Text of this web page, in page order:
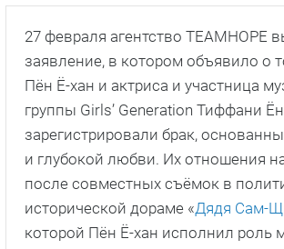
27 февраля агентство TEAMHOPE
заявление, в котором объявило о
Пён Ё-хан и актриса и участница
группы Girls’ Generation Тиффани
зарегистрировали брак,
и глубокой любви. Их отношения
после совместных съёмок в
исторической дораме «Дядя Сам-
которой Пён Ё-хан исполнил роль